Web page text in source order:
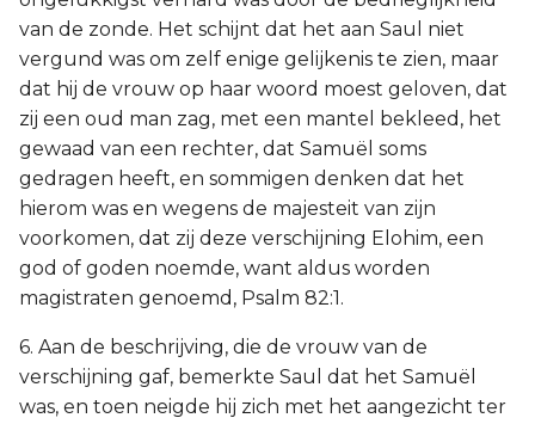
van de zonde. Het schijnt dat het aan Saul niet
vergund was om zelf enige gelijkenis te zien, maar
dat hij de vrouw op haar woord moest geloven, dat
zij een oud man zag, met een mantel bekleed, het
gewaad van een rechter, dat Samuël soms
gedragen heeft, en sommigen denken dat het
hierom was en wegens de majesteit van zijn
voorkomen, dat zij deze verschijning Elohim, een
god of goden noemde, want aldus worden
magistraten genoemd, Psalm 82:1.
6. Aan de beschrijving, die de vrouw van de
verschijning gaf, bemerkte Saul dat het Samuël
was, en toen neigde hij zich met het aangezicht ter